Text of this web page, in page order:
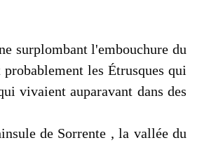
surplombant l'embouchure du
les Étrusques qui
vivaient auparavant dans des
de Sorrente , la vallée du